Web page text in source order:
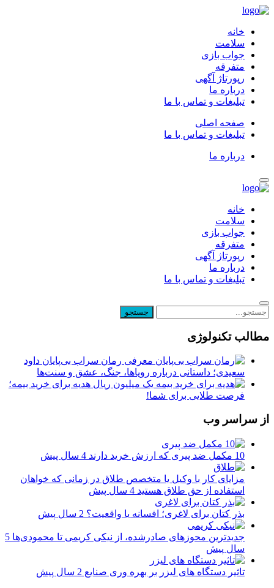
خانه
سلامت
جواب بازی
متفرقه
رپورتاژ آگهی
درباره ما
تبلیغات و تماس با ما
صفحه اصلی
تبلیغات و تماس با ما
درباره ما
خانه
سلامت
جواب بازی
متفرقه
رپورتاژ آگهی
درباره ما
تبلیغات و تماس با ما
مطالب تکنولوژی
معرفی رمان سراب بی‌پایان داود
سعیدی؛ داستانی درباره رویاها، جنگ، عشق و سنت‌ها
یک میلیون ریال هدیه برای خرید بیمه؛
فرصت طلایی برای شما!
از سراسر وب
10 مکمل ضد پیری که ارزش خرید دارند 4 سال پیش
مزایای کار با وکیل یا متخصص طلاق در زمانی که خواهان
استفاده از حق طلاق هستید 4 سال پیش
بذر کتان برای لاغری؛ افسانه یا واقعیت؟ 2 سال پیش
جدیدترین محوزهای صادرشده، از نیکی کریمی تا محمودی‌ها 5
سال پیش
تاثیر دستگاه های لیزر بر بهره وری صنایع 2 سال پیش